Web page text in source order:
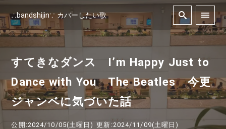
∴bandshijin∵ カバーしたい歌
すてきなダンス I’m Happy Just to
Dance with You The Beatles 今更
ジャンベに気づいた話
公開:2024/10/05(土曜日) 更新:2024/11/09(土曜日)